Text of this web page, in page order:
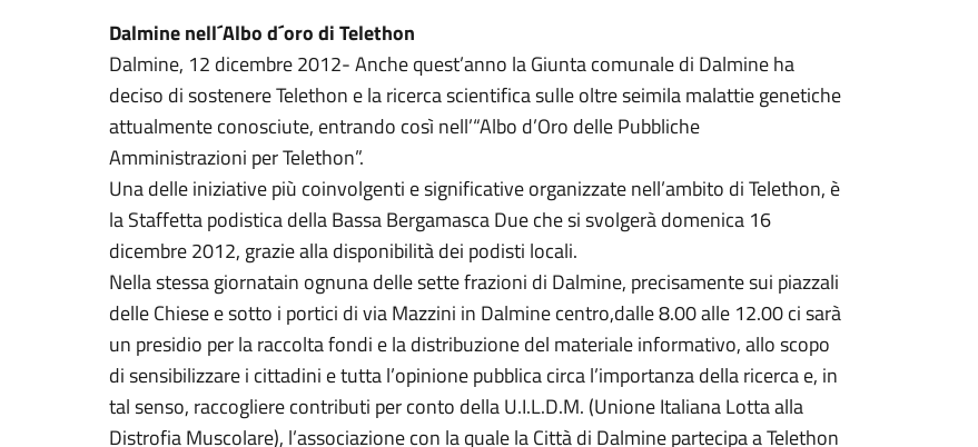
Dalmine nell´Albo d´oro di Telethon
Dalmine, 12 dicembre 2012- Anche quest’anno la Giunta comunale di Dalmine ha
deciso di sostenere Telethon e la ricerca scientifica sulle oltre seimila malattie genetiche
attualmente conosciute, entrando così nell’“Albo d’Oro delle Pubbliche
Amministrazioni per Telethon”.
Una delle iniziative più coinvolgenti e significative organizzate nell’ambito di Telethon, è
la Staffetta podistica della Bassa Bergamasca Due che si svolgerà domenica 16
dicembre 2012, grazie alla disponibilità dei podisti locali.
Nella stessa giornatain ognuna delle sette frazioni di Dalmine, precisamente sui piazzali
delle Chiese e sotto i portici di via Mazzini in Dalmine centro,dalle 8.00 alle 12.00 ci sarà
un presidio per la raccolta fondi e la distribuzione del materiale informativo, allo scopo
di sensibilizzare i cittadini e tutta l’opinione pubblica circa l’importanza della ricerca e, in
tal senso, raccogliere contributi per conto della U.I.L.D.M. (Unione Italiana Lotta alla
Distrofia Muscolare), l’associazione con la quale la Città di Dalmine partecipa a Telethon